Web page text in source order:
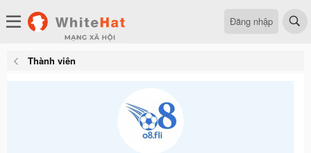
Đăng nhập
Thành viên